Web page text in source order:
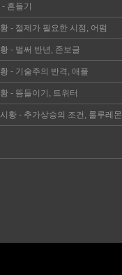
흔들기
- 절제가 필요한 시점, 어펌
- 벌써 반년, 존보글
- 기술주의 반격, 애플
- 뜸들이기, 트위터
황 - 추가상승의 조건, 룰루레몬